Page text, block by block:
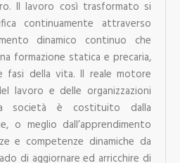
Il lavoro così trasformato si
continuamente attraverso
dinamico continuo che
formazione statica e precaria,
fasi della vita. Il reale motore
lavoro e delle organizzazioni
società è costituito dalla
o meglio dall’apprendimento
e competenze dinamiche da
di aggiornare ed arricchire di